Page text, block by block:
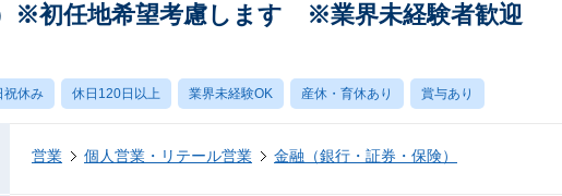
※初任地希望考慮します ※業界未経験者歓迎
祝休み 休日120日以上 業界未経験OK 産休・育休あり 賞与あり
営業 個人営業・リテール営業 金融（銀行・証券・保険）